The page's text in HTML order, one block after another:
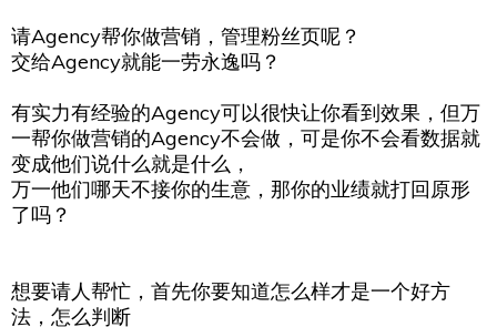
请Agency帮你做营销，管理粉丝页呢？
交给Agency就能一劳永逸吗？
有实力有经验的Agency可以很快让你看到效果，但万
一帮你做营销的Agency不会做，可是你不会看数据就
变成他们说什么就是什么，
万一他们哪天不接你的生意，那你的业绩就打回原形
了吗？
想要请人帮忙，首先你要知道怎么样才是一个好方
法，怎么判断